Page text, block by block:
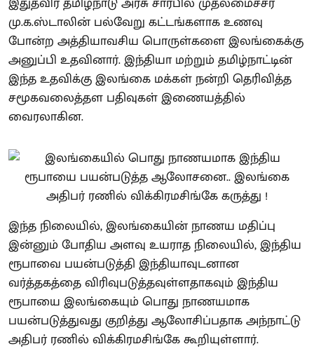
மு.க.ஸ்டாலின் பல்வேறு கட்டங்களாக உணவு
போன்ற அத்தியாவசிய பொருள்களை இலங்கைக்கு
அனுப்பி உதவினார். இந்தியா மற்றும் தமிழ்நாட்டின்
இந்த உதவிக்கு இலங்கை மக்கள் நன்றி தெரிவித்த
சமூகவலைத்தள பதிவுகள் இணையத்தில்
வைரலாகின.
இந்த நிலையில், இலங்கையின் நாணய மதிப்பு
இன்னும் போதிய அளவு உயராத நிலையில், இந்திய
ரூபாவை பயன்படுத்தி இந்தியாவுடனான
வர்த்தகத்தை விரிவுபடுத்தவுள்ளதாகவும் இந்திய
ரூபாயை இலங்கையும் பொது நாணயமாக
பயன்படுத்துவது குறித்து ஆலோசிப்பதாக அந்நாட்டு
அதிபர் ரணில் விக்கிரமசிங்கே கூறியுள்ளார்.